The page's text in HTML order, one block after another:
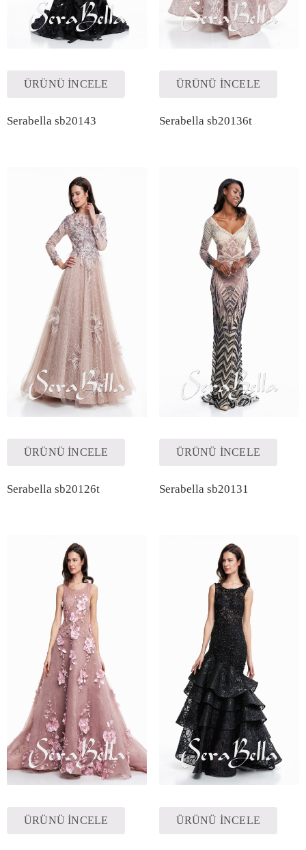
ÜRÜNÜ İNCELE
Serabella sb20143
ÜRÜNÜ İNCELE
Serabella sb20136t
ÜRÜNÜ İNCELE
Serabella sb20126t
ÜRÜNÜ İNCELE
Serabella sb20131
ÜRÜNÜ İNCELE ÜRÜNÜ İNCELE